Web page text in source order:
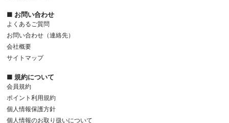
■ お問い合わせ
よくあるご質問
お問い合わせ（連絡先）
会社概要
サイトマップ
■ 規約について
会員規約
ポイント利用規約
個人情報保護方針
個人情報のお取り扱いについて